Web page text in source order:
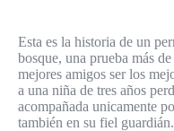
Esta es la historia de un
bosque, una prueba más
mejores amigos ser los
a una niña de tres años
acompañada unicamente
también en su fiel guardián.